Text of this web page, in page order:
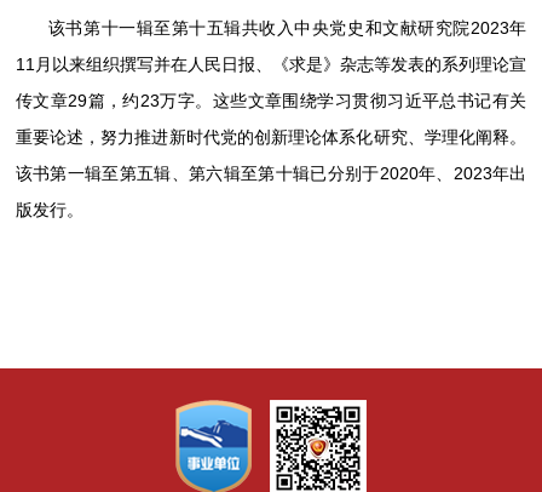
该书第十一辑至第十五辑共收入中央党史和文献研究院2023年
11月以来组织撰写并在人民日报、《求是》杂志等发表的系列理论宣
传文章29篇，约23万字。这些文章围绕学习贯彻习近平总书记有关
重要论述，努力推进新时代党的创新理论体系化研究、学理化阐释。
该书第一辑至第五辑、第六辑至第十辑已分别于2020年、2023年出
版发行。